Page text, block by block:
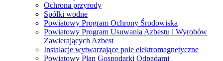
Ochrona przyrody
Spółki wodne
Powiatowy Program Ochrony Środowiska
Powiatowy Program Usuwania Azbestu i Wyrobów
Zawierających Azbest
Instalacje wytwarzające pole elektromagnetyczne
Powiatowy Plan Gospodarki Odpadami